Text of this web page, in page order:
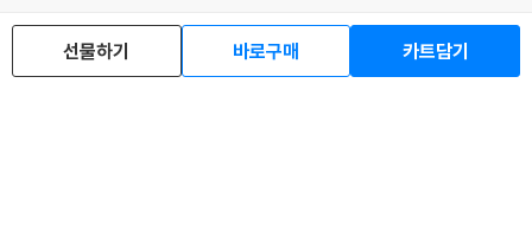
선물하기 바로구매 카트담기
예스이십사(주) 사업자 정보
이용약관
개인정보처리방침
청소년보호정책
PC버전
회사소개
거래처관계자께